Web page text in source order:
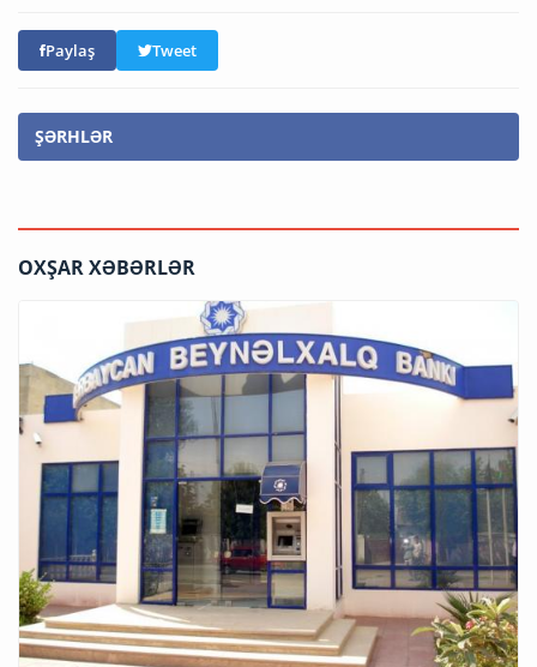
Paylaş Tweet
ŞƏRHLƏR
OXŞAR XƏBƏRLƏR